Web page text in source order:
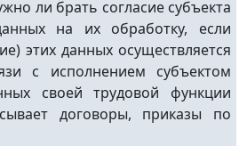
ли брать согласие субъекта
на их обработку, если
этих данных осуществляется
с исполнением субъектом
своей трудовой функции
договоры, приказы по